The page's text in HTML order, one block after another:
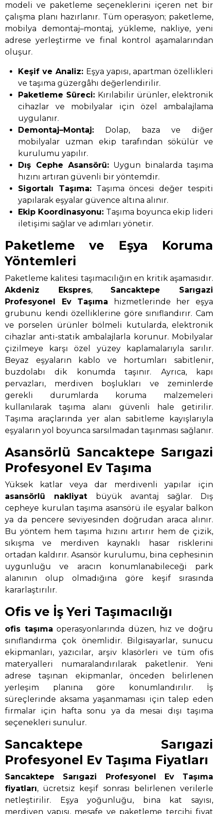
modeli ve paketleme seçeneklerini içeren net bir
çalışma planı hazırlanır. Tüm operasyon; paketleme,
mobilya demontaj–montaj, yükleme, nakliye, yeni
adrese yerleştirme ve final kontrol aşamalarından
oluşur.
Keşif ve Analiz: Eşya yapısı, apartman özellikleri
ve taşıma güzergâhı değerlendirilir.
Paketleme Süreci: Kırılabilir ürünler, elektronik
cihazlar ve mobilyalar için özel ambalajlama
uygulanır.
Demontaj–Montaj: Dolap, baza ve diğer
mobilyalar uzman ekip tarafından sökülür ve
kurulumu yapılır.
Dış Cephe Asansörü: Uygun binalarda taşıma
hızını artıran güvenli bir yöntemdir.
Sigortalı Taşıma:Taşıma öncesi değer tespiti
yapılarak eşyalar güvence altına alınır.
Ekip Koordinasyonu: Taşıma boyunca ekip lideri
iletişimi sağlar ve adımları yönetir.
Paketleme ve Eşya Koruma
Yöntemleri
Paketleme kalitesi taşımacılığın en kritik aşamasıdır.
Akdeniz Ekspres, Sancaktepe Sarıgazi
Profesyonel Ev Taşıma hizmetlerinde her eşya
grubunu kendi özelliklerine göre sınıflandırır. Cam
ve porselen ürünler bölmeli kutularda, elektronik
cihazlar anti-statik ambalajlarla korunur. Mobilyalar
çizilmeye karşı özel yüzey kaplamalarıyla sarılır.
Beyaz eşyaların kablo ve hortumları sabitlenir,
buzdolabı dik konumda taşınır. Ayrıca, kapı
pervazları, merdiven boşlukları ve zeminlerde
gerekli durumlarda koruma malzemeleri
kullanılarak taşıma alanı güvenli hale getirilir.
Taşıma araçlarında yer alan sabitleme kayışlarıyla
eşyaların yol boyunca sarsılmadan taşınması sağlanır.
Asansörlü Sancaktepe Sarıgazi
Profesyonel Ev Taşıma
Yüksek katlar veya dar merdivenli yapılar için
asansörlü nakliyat büyük avantaj sağlar. Dış
cepheye kurulan taşıma asansörü ile eşyalar balkon
ya da pencere seviyesinden doğrudan araca alınır.
Bu yöntem hem taşıma hızını artırır hem de çizik,
sıkışma ve merdiven kaynaklı hasar risklerini
ortadan kaldırır. Asansör kurulumu, bina cephesinin
uygunluğu ve aracın konumlanabileceği park
alanının olup olmadığına göre keşif sırasında
kararlaştırılır.
Ofis ve İş Yeri Taşımacılığı
ofis taşıma operasyonlarında düzen, hız ve doğru
sınıflandırma çok önemlidir. Bilgisayarlar, sunucu
ekipmanları, yazıcılar, arşiv klasörleri ve tüm ofis
materyalleri numaralandırılarak paketlenir. Yeni
adrese taşınan ekipmanlar, önceden belirlenen
yerleşim planına göre konumlandırılır. İş
süreçlerinde aksama yaşanmaması için talep eden
firmalar için hafta sonu ya da mesai dışı taşıma
seçenekleri sunulur.
Sancaktepe Sarıgazi
Profesyonel Ev Taşıma Fiyatları
Sancaktepe Sarıgazi Profesyonel Ev Taşıma
fiyatları, ücretsiz keşif sonrası belirlenen verilerle
netleştirilir. Eşya yoğunluğu, bina kat sayısı,
merdiven yapısı, mesafe ve paketleme tercihi fiyat